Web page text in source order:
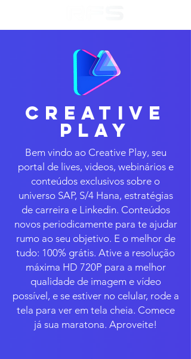
CREATIVE
PLAY
Bem vindo ao Creative Play, seu
portal de lives, videos, webinários e
conteúdos exclusivos sobre o
universo SAP, S/4 Hana, estratégias
de carreira e Linkedin. Conteúdos
novos periodicamente para te ajudar
rumo ao seu objetivo. E o melhor de
tudo: 100% grátis. Ative a resolução
máxima HD 720P para a melhor
qualidade de imagem e vídeo
possível, e se estiver no celular, rode a
tela para ver em tela cheia. Comece
já sua maratona. Aproveite!